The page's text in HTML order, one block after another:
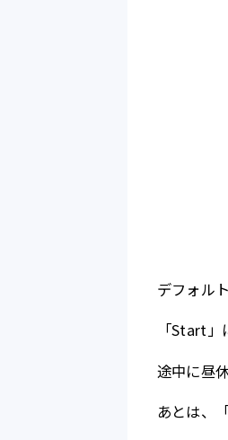
デフォル
「Start
途中に昼
あとは、